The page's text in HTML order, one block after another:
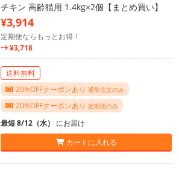
チキン 高齢猫用 1.4kg×2個【まとめ買い】
¥3,914
定期便ならもっとお得！
¥3,718
送料無料
20%OFFクーポンあり 通常注文のみ
20%OFFクーポンあり 定期便のみ
最短 8/12（水） にお届け
カートに入れる